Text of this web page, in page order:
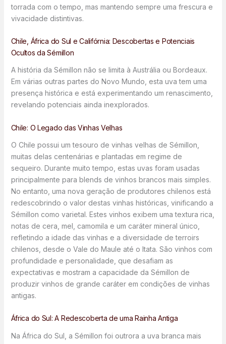
torrada com o tempo, mas mantendo sempre uma frescura e
vivacidade distintivas.
Chile, África do Sul e Califórnia: Descobertas e Potenciais
Ocultos da Sémillon
A história da Sémillon não se limita à Austrália ou Bordeaux.
Em várias outras partes do Novo Mundo, esta uva tem uma
presença histórica e está experimentando um renascimento,
revelando potenciais ainda inexplorados.
Chile: O Legado das Vinhas Velhas
O Chile possui um tesouro de vinhas velhas de Sémillon,
muitas delas centenárias e plantadas em regime de
sequeiro. Durante muito tempo, estas uvas foram usadas
principalmente para blends de vinhos brancos mais simples.
No entanto, uma nova geração de produtores chilenos está
redescobrindo o valor destas vinhas históricas, vinificando a
Sémillon como varietal. Estes vinhos exibem uma textura rica,
notas de cera, mel, camomila e um caráter mineral único,
refletindo a idade das vinhas e a diversidade de terroirs
chilenos, desde o Vale do Maule até o Itata. São vinhos com
profundidade e personalidade, que desafiam as
expectativas e mostram a capacidade da Sémillon de
produzir vinhos de grande caráter em condições de vinhas
antigas.
África do Sul: A Redescoberta de uma Rainha Antiga
Na África do Sul, a Sémillon foi outrora a uva branca mais